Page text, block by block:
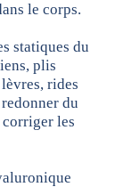
le corps.
statiques du
plis
rides
du
les